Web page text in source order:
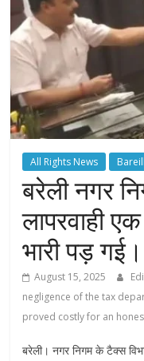
All Rights News
बरेली नगर
लापरवाही
भारी पड़ गई।
August 15, 2025
negligence of the tax
proved costly for an
बरेली। नगर निगम के टैक्स